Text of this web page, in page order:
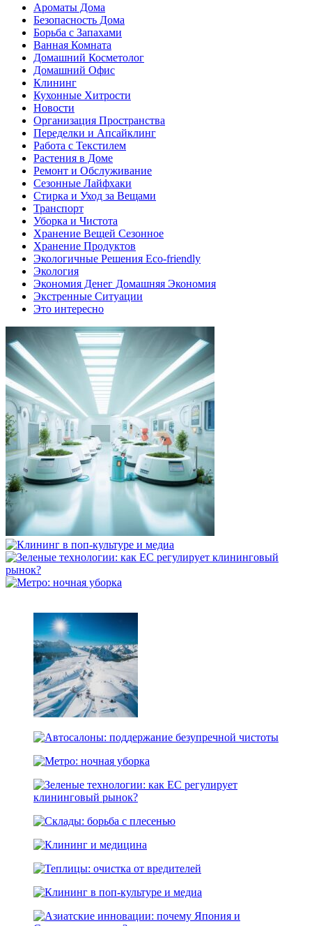
Ароматы Дома
Безопасность Дома
Борьба с Запахами
Ванная Комната
Домашний Косметолог
Домашний Офис
Клининг
Кухонные Хитрости
Новости
Организация Пространства
Переделки и Апсайклинг
Работа с Текстилем
Растения в Доме
Ремонт и Обслуживание
Сезонные Лайфхаки
Стирка и Уход за Вещами
Транспорт
Уборка и Чистота
Хранение Вещей Сезонное
Хранение Продуктов
Экологичные Решения Eco-friendly
Экология
Экономия Денег Домашняя Экономия
Экстренные Ситуации
Это интересно